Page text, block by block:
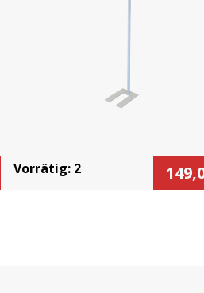
Vorrätig: 2